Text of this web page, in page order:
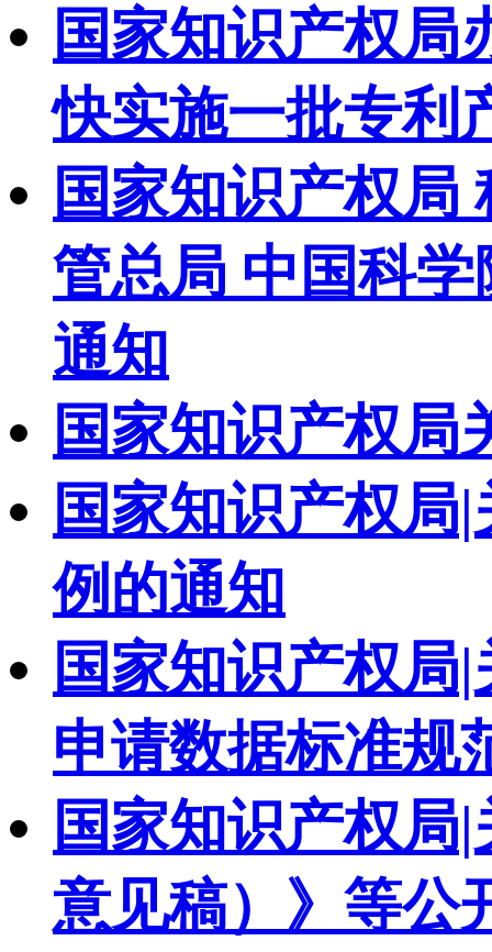
国家知识产权局
快实施一批专利
国家知识产权局
管总局 中国科
通知
国家知识产权局
国家知识产权局
例的通知
国家知识产权局
申请数据标准规
国家知识产权局
意见稿）》等公